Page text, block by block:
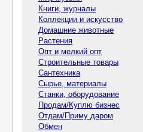
Книги, журналы
Коллекции и искусство
Домашние животные
Растения
Опт и мелкий опт
Строительные товары
Сантехника
Сырье, материалы
Станки, оборудование
Продам/Куплю бизнес
Отдам/Приму даром
Обмен